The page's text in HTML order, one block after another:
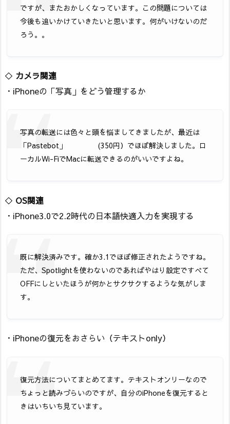
ですが、またおかしくなっています。この問題については
今後も追いかけていきたいと思います。何がいけないのだ
ろう。。
◇ カメラ関連
・iPhoneの「写真」をどう管理するか
写真の転送には色々と頭を悩ましてきましたが、最近は
「Pastebot」
(350円）でほぼ解決しました。ロ
ーカルWi-FiでMacに転送できるのがいいですよね。
◇ OS関連
・iPhone3.0で2.2時代の日本語快適入力を実現する
既に解決済みです。確か3.1でほぼ修正されたようですね。
ただ、Spotlightを使わないのであればやはり設定ですべて
OFFにしといたほうが何かとサクサクするような気がしま
す。
・iPhoneの復元をおさらい（テキストonly）
復元方法についてまとめてます。テキストオンリーなので
ちょっと読みづらいのですが、自分のiPhoneを復元すると
きはいちいち見ています。